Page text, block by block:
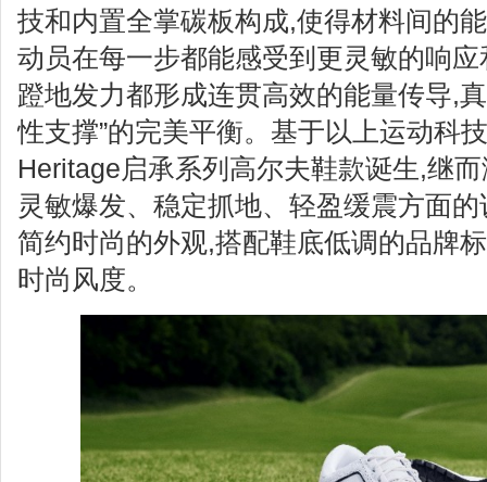
技和内置全掌碳板构成,使得材料间的
动员在每一步都能感受到更灵敏的响
蹬地发力都形成连贯高效的能量传导,
性支撑”的完美平衡。基于以上运动科
Heritage启承系列高尔夫鞋款诞生,继
灵敏爆发、稳定抓地、轻盈缓震方面
简约时尚的外观,搭配鞋底低调的品牌
时尚风度。